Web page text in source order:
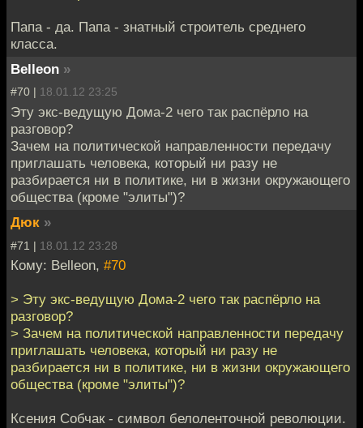
Папа - да. Папа - знатный строитель среднего
класса.
Belleon »
#70 | 18.01.12 23:25
Эту экс-ведущую Дома-2 чего так распёрло на
разговор?
Зачем на политической направленности передачу
приглашать человека, который ни разу не
разбирается ни в политике, ни в жизни окружающего
общества (кроме "элиты")?
Дюк »
#71 | 18.01.12 23:28
Кому: Belleon, #70
> Эту экс-ведущую Дома-2 чего так распёрло на
разговор?
> Зачем на политической направленности передачу
приглашать человека, который ни разу не
разбирается ни в политике, ни в жизни окружающего
общества (кроме "элиты")?
Ксения Собчак - символ белоленточной революции.